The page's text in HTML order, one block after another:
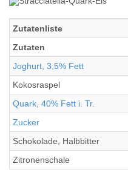
Zutatenliste
Zutaten
Joghurt, 3,5% Fett
Kokosraspel
Quark, 40% Fett i. Tr.
Zucker
Schokolade, Halbbitter
Zitronenschale